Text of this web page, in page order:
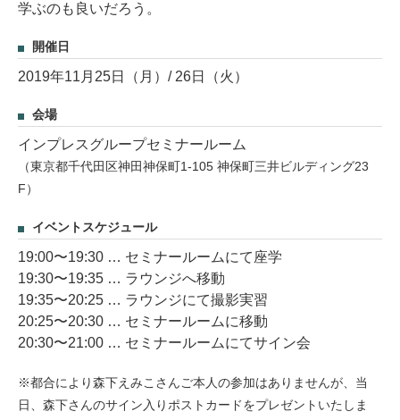
学ぶのも良いだろう。
開催日
2019年11月25日（月）/ 26日（火）
会場
インプレスグループセミナールーム
（東京都千代田区神田神保町1-105 神保町三井ビルディング23
F）
イベントスケジュール
19:00〜19:30 … セミナールームにて座学
19:30〜19:35 … ラウンジへ移動
19:35〜20:25 … ラウンジにて撮影実習
20:25〜20:30 … セミナールームに移動
20:30〜21:00 … セミナールームにてサイン会
※都合により森下えみこさんご本人の参加はありませんが、当
日、森下さんのサイン入りポストカードをプレゼントいたしま